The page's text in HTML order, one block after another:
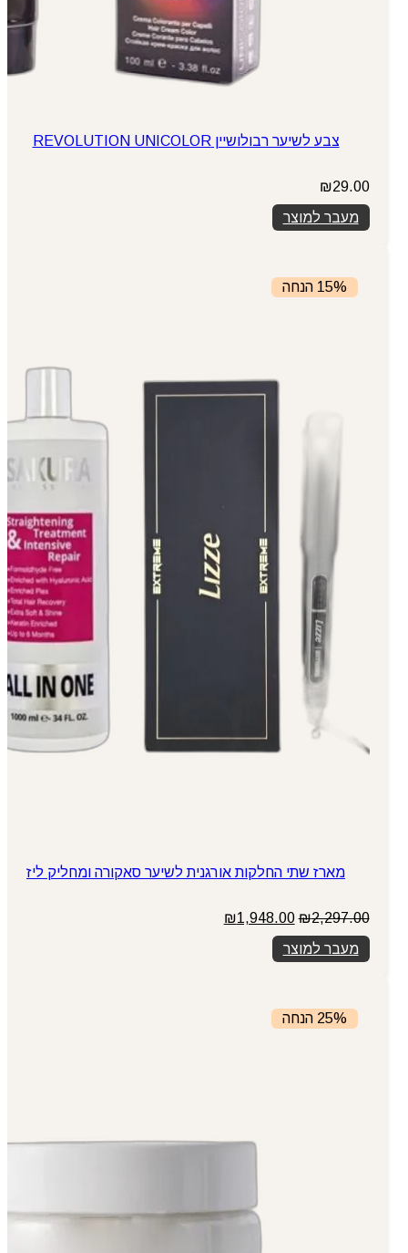
צבע לשיער רבולושיין REVOLUTION UNICOLOR
₪29.00
מעבר למוצר
15% הנחה
מארז שתי החלקות אורגנית לשיער סאקורה ומחליק ליז
₪2,297.00
המחיר
המקורי
היה:
₪2,297.00.
₪1,948.00
מעבר למוצר
25% הנחה